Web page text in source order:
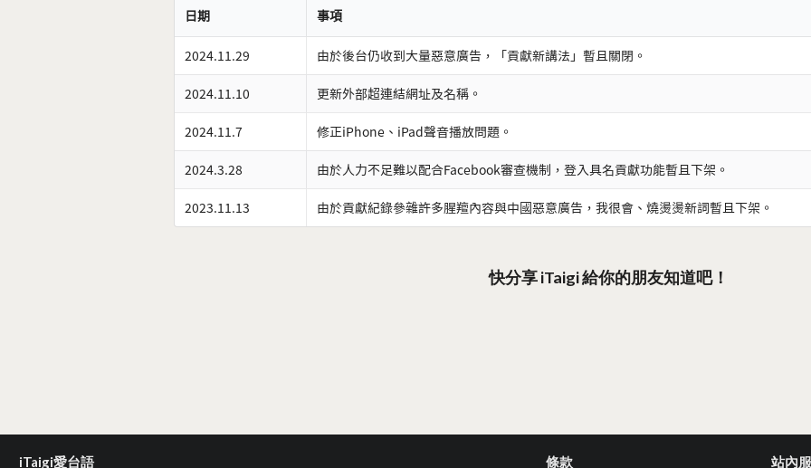
日期
事項
2024.11.29 由於後台仍收到大量惡意廣告，「貢獻新講法」暫且關閉。
2024.11.10 更新外部超連結網址及名稱。
2024.11.7 修正iPhone、iPad聲音播放問題。
2024.3.28 由於人力不足難以配合Facebook審查機制，登入具名貢獻功能暫且下架。
2023.11.13 由於貢獻紀錄參雜許多腥羶內容與中國惡意廣告，我很會、燒燙燙新詞暫且下架。
快分享 iTaigi 給你的朋友知道吧！
iTaigi愛台語 條款 站內